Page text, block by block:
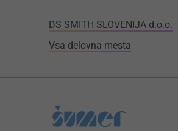
DS SMITH SLOVENIJA d.o.o.
Vsa delovna mesta